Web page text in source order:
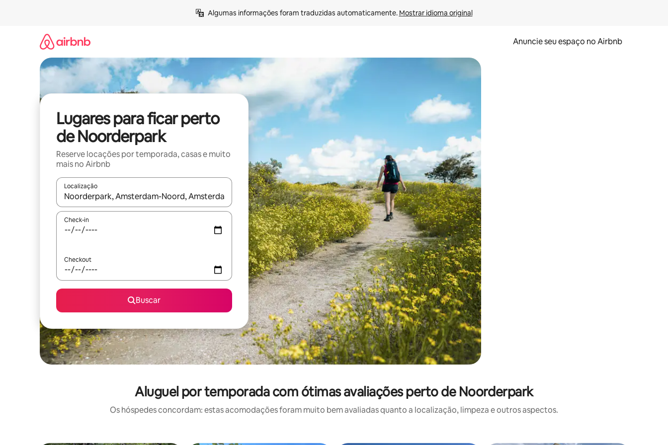
Algumas informações foram traduzidas automaticamente. Mostrar idioma original
Anuncie seu espaço no Airbnb
Lugares para ficar perto
de Noorderpark
Reserve locações por temporada, casas e muito
mais no Airbnb
Localização
Quando os resultados estiverem disponíveis, explore-os usando as seta para cima e para baixo do teclado ou tocando e deslizando o dedo na tela.
Check-in
Checkout
Buscar
Aluguel por temporada com ótimas avaliações perto de Noorderpark
Os hóspedes concordam: estas acomodações foram muito bem avaliadas quanto a localização, limpeza e outros aspectos.